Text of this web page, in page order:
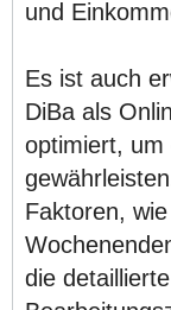
und
Es ist auch
DiBa als
optimiert, um
Faktoren,
die